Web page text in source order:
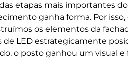
etapas mais importantes
ganha forma. Por
os elementos da
LED estrategicamente
o posto ganhou um visual